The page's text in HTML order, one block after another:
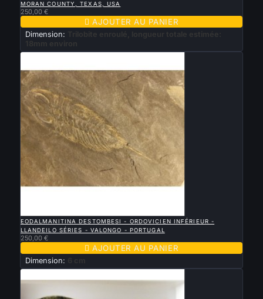
MORAN COUNTY, TEXAS, USA
250,00 €
 AJOUTER AU PANIER
Dimension:
Trilobite enroulé, longueur totale estimée:
18mm environ
EODALMANITINA DESTOMBESI - ORDOVICIEN INFÉRIEUR -
LLANDEILO SÉRIES - VALONGO - PORTUGAL
250,00 €
 AJOUTER AU PANIER
Dimension: 6 cm